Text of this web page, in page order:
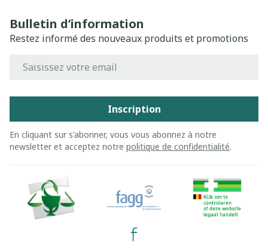
Bulletin d’information
Restez informé des nouveaux produits et promotions
Inscription
En cliquant sur s'abonner, vous vous abonnez à notre
newsletter et acceptez notre politique de confidentialité.